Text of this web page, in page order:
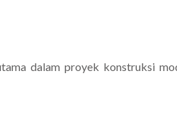
dalam proyek konstruksi